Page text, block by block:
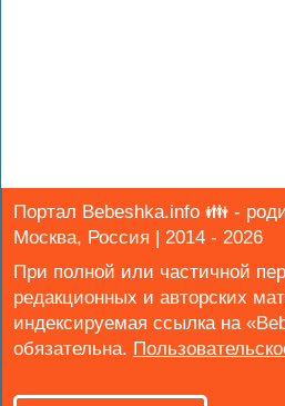
Портал Bebeshka.info 👪 -
Москва, Россия | 2014 - 2026
При полной или частичной
редакционных и авторских
индексируемая ссылка на
обязательна.